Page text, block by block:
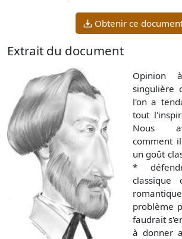
Obtenir ce
Extrait du document
Opinion
singulière
l'on a
tout
Nous
comment
un goût
*
classique
problème
faudrait
à donner